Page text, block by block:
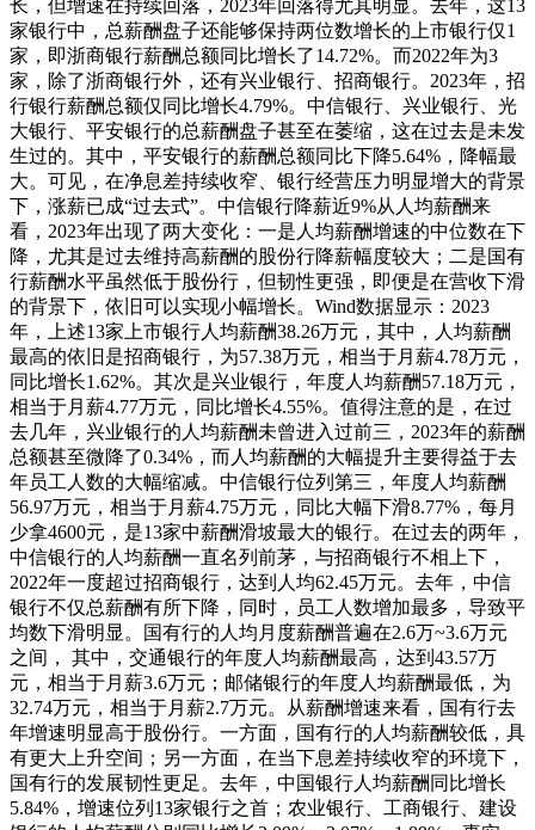
长，但增速在持续回落，2023年回落得尤其明显。去年，这13
家银行中，总薪酬盘子还能够保持两位数增长的上市银行仅1
家，即浙商银行薪酬总额同比增长了14.72%。而2022年为3
家，除了浙商银行外，还有兴业银行、招商银行。2023年，招
行银行薪酬总额仅同比增长4.79%。中信银行、兴业银行、光
大银行、平安银行的总薪酬盘子甚至在萎缩，这在过去是未发
生过的。其中，平安银行的薪酬总额同比下降5.64%，降幅最
大。可见，在净息差持续收窄、银行经营压力明显增大的背景
下，涨薪已成“过去式”。中信银行降薪近9%从人均薪酬来
看，2023年出现了两大变化：一是人均薪酬增速的中位数在下
降，尤其是过去维持高薪酬的股份行降薪幅度较大；二是国有
行薪酬水平虽然低于股份行，但韧性更强，即便是在营收下滑
的背景下，依旧可以实现小幅增长。Wind数据显示：2023
年，上述13家上市银行人均薪酬38.26万元，其中，人均薪酬
最高的依旧是招商银行，为57.38万元，相当于月薪4.78万元，
同比增长1.62%。其次是兴业银行，年度人均薪酬57.18万元，
相当于月薪4.77万元，同比增长4.55%。值得注意的是，在过
去几年，兴业银行的人均薪酬未曾进入过前三，2023年的薪酬
总额甚至微降了0.34%，而人均薪酬的大幅提升主要得益于去
年员工人数的大幅缩减。中信银行位列第三，年度人均薪酬
56.97万元，相当于月薪4.75万元，同比大幅下滑8.77%，每月
少拿4600元，是13家中薪酬滑坡最大的银行。在过去的两年，
中信银行的人均薪酬一直名列前茅，与招商银行不相上下，
2022年一度超过招商银行，达到人均62.45万元。去年，中信
银行不仅总薪酬有所下降，同时，员工人数增加最多，导致平
均数下滑明显。国有行的人均月度薪酬普遍在2.6万~3.6万元
之间， 其中，交通银行的年度人均薪酬最高，达到43.57万
元，相当于月薪3.6万元；邮储银行的年度人均薪酬最低，为
32.74万元，相当于月薪2.7万元。从薪酬增速来看，国有行去
年增速明显高于股份行。一方面，国有行的人均薪酬较低，具
有更大上升空间；另一方面，在当下息差持续收窄的环境下，
国有行的发展韧性更足。去年，中国银行人均薪酬同比增长
5.84%，增速位列13家银行之首；农业银行、工商银行、建设